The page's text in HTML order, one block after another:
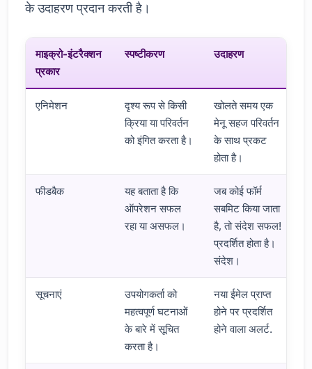
के उदाहरण प्रदान करती है।
माइक्रो-इंटरैक्शन
प्रकार
स्पष्टीकरण उदाहरण
एनिमेशन
दृश्य रूप से किसी
क्रिया या परिवर्तन
को इंगित करता है।
खोलते समय एक
मेनू सहज परिवर्तन
के साथ प्रकट
होता है।
फीडबैक
यह बताता है कि
ऑपरेशन सफल
रहा या असफल।
जब कोई फॉर्म
सबमिट किया जाता
है, तो संदेश सफल!
प्रदर्शित होता है।
संदेश।
सूचनाएं
उपयोगकर्ता को
महत्वपूर्ण घटनाओं
के बारे में सूचित
करता है।
नया ईमेल प्राप्त
होने पर प्रदर्शित
होने वाला अलर्ट.